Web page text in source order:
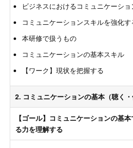
ビジネスにおけるコミュニケーショ
コミュニケーションスキルを強化す
本研修で扱うもの
コミュニケーションの基本スキル
【ワーク】現状を把握する
2. コミュニケーションの基本（聴く・
【ゴール】コミュニケーションの基
る力を理解する